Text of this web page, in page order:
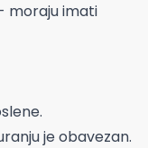
moraju imati
je obavezan.